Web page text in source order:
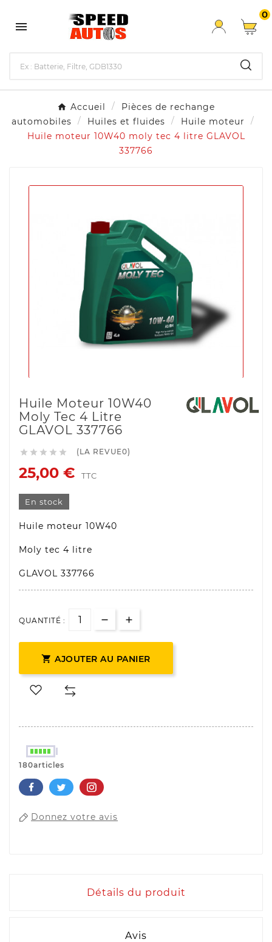

0
Accueil
Pièces de rechange
automobiles
Huiles et fluides
Huile moteur
Huile moteur 10W40 moly tec 4 litre GLAVOL
337766
Huile Moteur 10W40
Moly Tec 4 Litre
GLAVOL 337766
     (LA REVUE0)
25,00 € TTC
En stock
Huile moteur 10W40
Moly tec 4 litre
GLAVOL 337766
QUANTITÉ :
 AJOUTER AU PANIER
180articles
Donnez votre avis
Détails du produit
Avis